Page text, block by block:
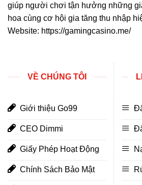
giúp người chơi tận hưởng những
hoa cùng cơ hội gia tăng thu nhập
Website: https://gamingcasino.me/
VỀ CHÚNG TÔI
Giới thiệu Go99
CEO Dimmi
Giấy Phép Hoạt Động
Chính Sách Bảo Mật